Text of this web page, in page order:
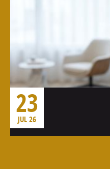
23
JUL 26